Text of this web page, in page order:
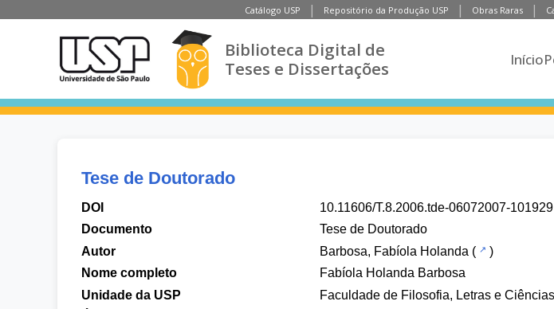
Catálogo USP Repositório da Produção USP Obras Raras
Biblioteca Digital de
Teses e Dissertações
Início
Tese de Doutorado
DOI
10.11606/T.8.2006.tde-06072007-101929
Documento
Tese de Doutorado
Autor
Barbosa, Fabíola Holanda (
)
Nome completo
Fabíola Holanda Barbosa
Unidade da USP
Faculdade de Filosofia, Letras e